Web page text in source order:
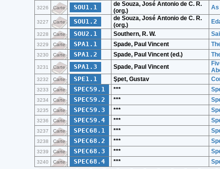
3226 Carte SOU1.1
de Souza, José Antonio de C. R.
(org.)
As
3227 Carte SOU1.2
de Souza, José Antonio de C. R.
(org.)
3228 Carte SOU2.1 Southern, R. W.
3229 Carte SPA1.1 Spade, Paul Vincent
3230 Carte SPA1.2 Spade, Paul Vincent (ed.)
3231 Carte SPA1.3 Spade, Paul Vincent
3232 Carte SPE1.1 Şpet, Gustav
3233 Carte SPEC59.1 ***
3234 Carte SPEC59.2 ***
3235 Carte SPEC59.3 ***
3236 Carte SPEC59.4 ***
3237 Carte SPEC68.1 ***
3238 Carte SPEC68.2 ***
3239 Carte SPEC68.3 ***
3240 Carte SPEC68.4 ***